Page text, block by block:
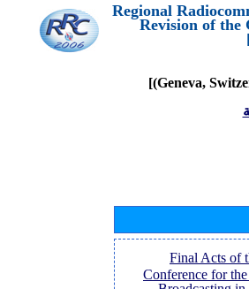
[Regional
Revision of the
[Final Acts of
Conference for